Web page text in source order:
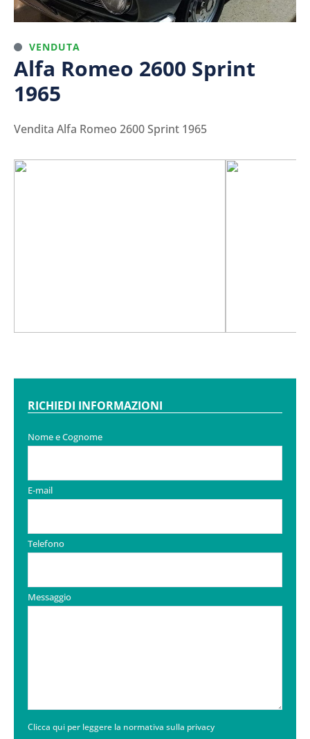
VENDUTA
Alfa Romeo 2600 Sprint
1965
Vendita Alfa Romeo 2600 Sprint 1965
RICHIEDI INFORMAZIONI
Nome e Cognome
E-mail
Telefono
Messaggio
Clicca qui per leggere la normativa sulla privacy